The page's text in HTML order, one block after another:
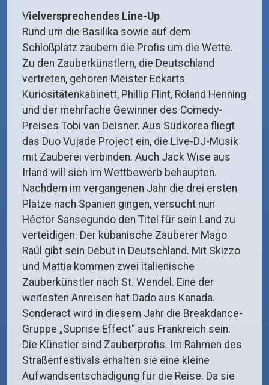
Vielversprechendes Line-Up
Rund um die Basilika sowie auf dem
Schloßplatz zaubern die Profis um die Wette.
Zu den Zauberkünstlern, die Deutschland
vertreten, gehören Meister Eckarts
Kuriositätenkabinett, Phillip Flint, Roland Henning
und der mehrfache Gewinner des Comedy-
Preises Tobi van Deisner. Aus Südkorea fliegt
das Duo Vujade Project ein, die Live-DJ-Musik
mit Zauberei verbinden. Auch Jack Wise aus
Irland will sich im Wettbewerb behaupten.
Nachdem im vergangenen Jahr die drei ersten
Plätze nach Spanien gingen, versucht nun
Héctor Sansegundo den Titel für sein Land zu
verteidigen. Der kubanische Zauberer Mago
Raúl gibt sein Debüt in Deutschland. Mit Skizzo
und Mattia kommen zwei italienische
Zauberkünstler nach St. Wendel. Eine der
weitesten Anreisen hat Dado aus Kanada.
Sonderact wird in diesem Jahr die Breakdance-
Gruppe „Suprise Effect“ aus Frankreich sein.
Die Künstler sind Zauberprofis. Im Rahmen des
Straßenfestivals erhalten sie eine kleine
Aufwandsentschädigung für die Reise. Da sie